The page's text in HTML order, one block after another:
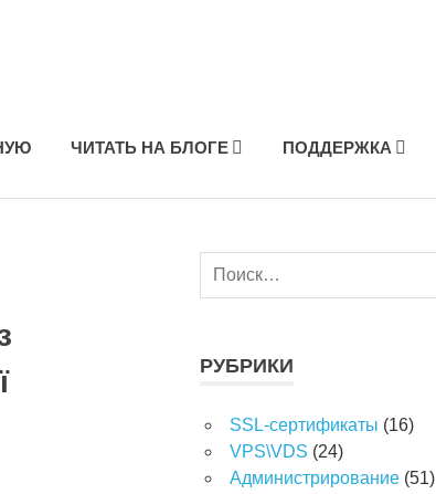
ЧИТАТЬ НА БЛОГЕ ПОДДЕРЖКА
РУБРИКИ
SSL-сертификаты (16)
VPS\VDS (24)
Администрирование (51)